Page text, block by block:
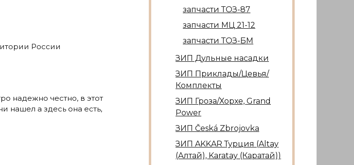
России
надежно честно, в этот
нашел а здесь она есть,
запчасти ТОЗ-87
запчасти МЦ 21-12
запчасти ТОЗ-БМ
ЗИП Дульные насадки
ЗИП Приклады/Цевья/
Комплекты
ЗИП Гроза/Хорхе, Grand
Power
ЗИП Česká Zbrojovka
ЗИП AKKAR Турция (Altay
(Алтай), Karatay (Каратай))